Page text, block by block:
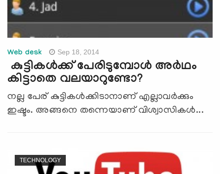
Web desk Sep 18, 2014
കുട്ടികള്‍ക്ക് പേരിടുമ്പോള്‍ അര്‍ഥം
കിട്ടാതെ വലയാറുണ്ടോ?
നല്ല പേര് കുട്ടികള്‍ക്കിടാനാണ് എല്ലാവര്‍ക്കും
ഇഷ്ടം. അങ്ങനെ തന്നെയാണ് വിശ്വാസികള്‍...
TECHNOLOGY